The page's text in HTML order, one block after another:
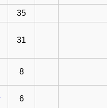
35
31
8
6